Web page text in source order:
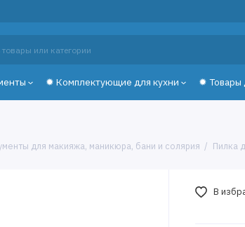
✹ Комплектующие для кухни ✹ Товары
для макияжа, маникюра, бани и солярия Пилка
В